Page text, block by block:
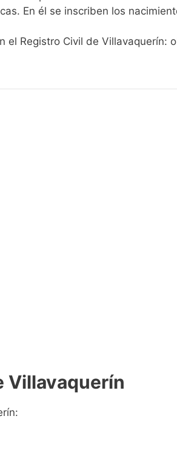
En él se inscriben los
Registro Civil de Villavaquerín:
Villavaquerín